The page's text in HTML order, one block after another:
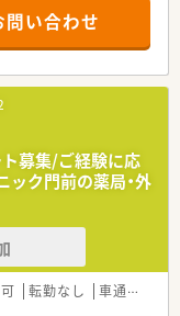
車での通勤が便利で
形外科, 内科などを中
ています。
務いただける方歓迎い
調剤薬局で、地域医
問い合わせ
募集/ご経験に応
ク門前の薬局・外
転勤なし 車通勤可